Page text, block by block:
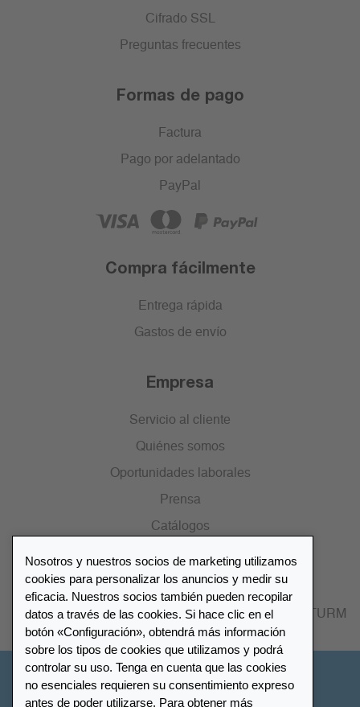
Cifrado SSL
Preguntas frecuentes
Formas de pago
Factura
Pago por adelantado
PayPal
Compra fácilmente
Entrega rápida
Gastos de envío
Empresa
Servicio al cliente
Quiénes somos
Oportunidades laborales
Prensa
Catálogos
Lista de distribuidores
Encuentre su distribuidor más cercano LEUCHTTURM
Nosotros y nuestros socios de marketing utilizamos
cookies para personalizar los anuncios y medir su
eficacia. Nuestros socios también pueden recopilar
datos a través de las cookies. Si hace clic en el
botón «Configuración», obtendrá más información
sobre los tipos de cookies que utilizamos y podrá
controlar su uso. Tenga en cuenta que las cookies
no esenciales requieren su consentimiento expreso
antes de poder utilizarse. Para obtener más